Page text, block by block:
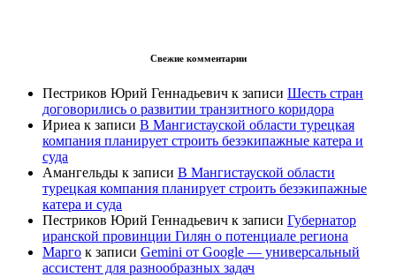
Свежие комментарии
Пестриков Юрий Геннадьевич к записи Шесть стран
договорились о развитии транзитного коридора
Ириеа к записи В Мангистауской области турецкая
компания планирует строить безэкипажные катера и
суда
Амангельды к записи В Мангистауской области
турецкая компания планирует строить безэкипажные
катера и суда
Пестриков Юрий Геннадьевич к записи Губернатор
иранской провинции Гилян о потенциале региона
Марго к записи Gemini от Google — универсальный
ассистент для разнообразных задач